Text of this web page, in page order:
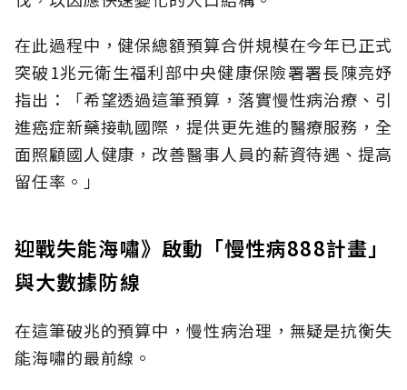
在此過程中，健保總額預算合併規模在今年已正式
突破1兆元衛生福利部中央健康保險署署長陳亮妤
指出：「希望透過這筆預算，落實慢性病治療、引
進癌症新藥接軌國際，提供更先進的醫療服務，全
面照顧國人健康，改善醫事人員的薪資待遇、提高
留任率。」
迎戰失能海嘯》啟動「慢性病888計畫」
與大數據防線
在這筆破兆的預算中，慢性病治理，無疑是抗衡失
能海嘯的最前線。